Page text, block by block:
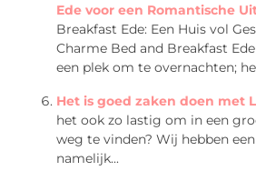
Ede voor een Romantische
Breakfast Ede: Een Huis vol
Charme Bed and Breakfast
een plek om te overnachten;
Het is goed zaken doen met
het ook zo lastig om in een
weg te vinden? Wij hebben
namelijk...